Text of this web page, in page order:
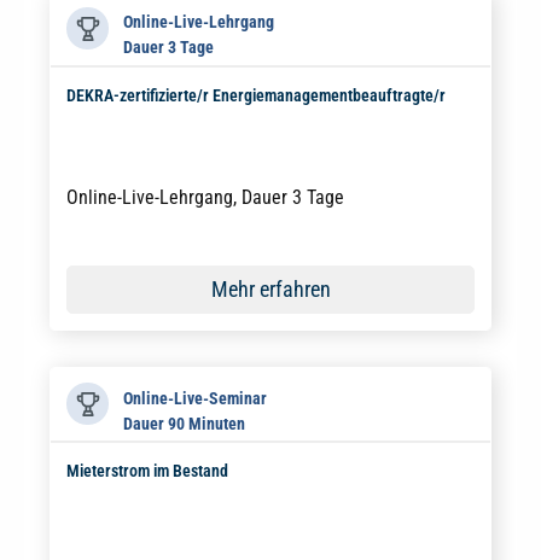
Online-Live-Lehrgang
Dauer 3 Tage
DEKRA-zertifizierte/r Energiemanagementbeauftragte/r
Online-Live-Lehrgang, Dauer 3 Tage
Mehr erfahren
Online-Live-Seminar
Dauer 90 Minuten
Mieterstrom im Bestand